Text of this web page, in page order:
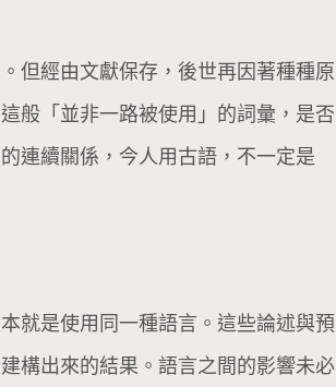
但經由文獻保存，後世再因著種種原
般「並非一路被使用」的詞彙，是否
連續關係，今人用古語，不一定是
就是使用同一種語言。這些論述與預
構出來的結果。語言之間的影響未必